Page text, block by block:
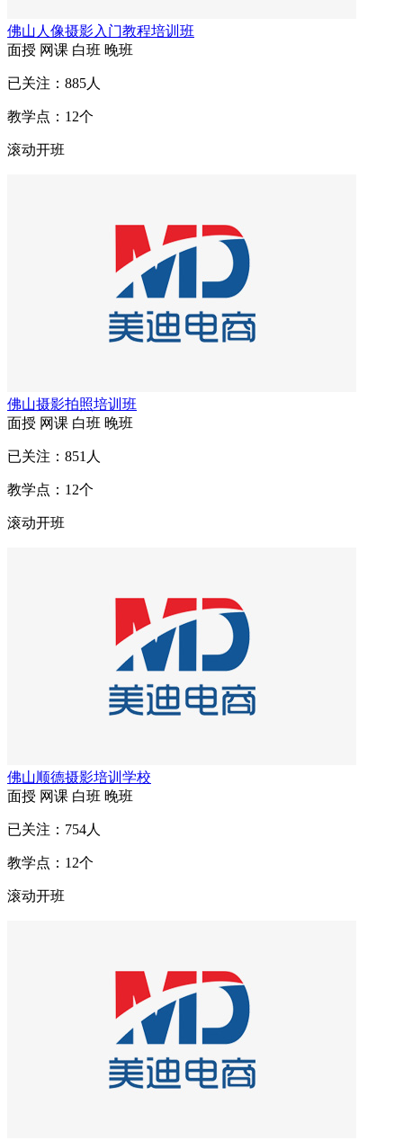
佛山人像摄影入门教程培训班
面授 网课 白班 晚班
已关注： 885人
教学点： 12个
滚动开班
佛山摄影拍照培训班
面授 网课 白班 晚班
已关注： 851 人
教学点： 12个
滚动开班
佛山顺德摄影培训学校
面授 网课 白班 晚班
已关注： 754人
教学点： 12个
滚动开班